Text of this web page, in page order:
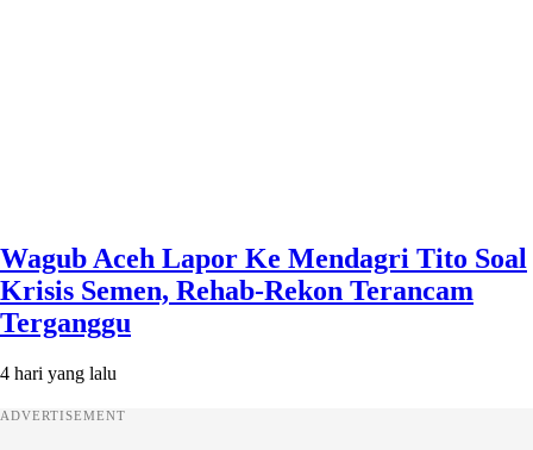
Wagub Aceh Lapor Ke Mendagri Tito Soal
Krisis Semen, Rehab-Rekon Terancam
Terganggu
4 hari yang lalu
ADVERTISEMENT